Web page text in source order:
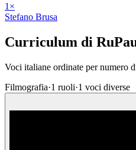
1 ×
Stefano Brusa
Curriculum di
Voci italiane ordinate per numero
Filmografia·1 ruoli·1 voci diverse